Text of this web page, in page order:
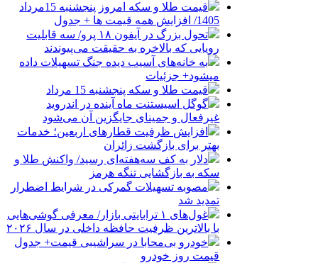
قیمت طلا و سکه امروز پنجشنبه 15مرداد
1405/ افزایش همه قیمت ها + جدول
تحول بزرگ در آیفون ۱۸ پرو/ سه قابلیت
رویایی که بالاخره به حقیقت می‌پیوندند
به خانه‌های آسیب دیده جنگ تسهیلات داده
میشود+ جزئیات
قیمت طلا و سکه پنجشنبه 15 مرداد
گوگل اسیستنت ماه آینده در اندروید
غیرفعال و جمینای جایگزین آن می‌شود
افزایش ظرفیت قطارهای اربعین؛ خدمات
بهتر برای بازگشت زائران
دلار به کف سه‌هفته‌ای رسید/ واکنش طلا و
سکه به بازگشایی تنگه هرمز
مصوبه تسهیلات گمرکی در شرایط اضطرار
تمدید شد
غول‌های ۱ ترابایتی بازار/ معرفی گوشی‌هایی
با بالاترین ظرفیت حافظه داخلی در سال ۲۰۲۶
خودرو بی‌محابا در سراشیبی قیمت+ جدول
قیمت روز خودرو